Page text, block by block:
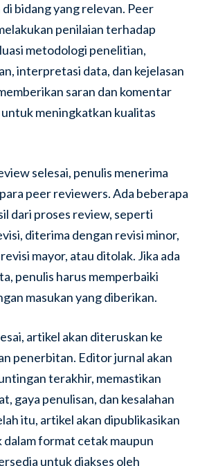
bidang yang relevan. Peer
penilaian terhadap
metodologi penelitian,
interpretasi data, dan kejelasan
saran dan komentar
meningkatkan kualitas
selesai, penulis menerima
peer reviewers. Ada beberapa
dari proses review, seperti
diterima dengan revisi minor,
mayor, atau ditolak. Jika ada
penulis harus memperbaiki
masukan yang diberikan.
artikel akan diteruskan ke
penerbitan. Editor jurnal akan
terakhir, memastikan
gaya penulisan, dan kesalahan
itu, artikel akan dipublikasikan
dalam format cetak maupun
untuk diakses oleh